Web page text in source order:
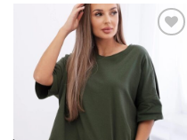
Add to wishlist